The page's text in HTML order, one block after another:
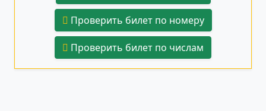
Проверить билет по номеру
Проверить билет по числам